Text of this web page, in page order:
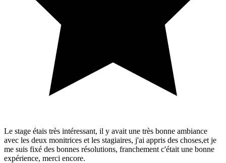
Le stage étais très intéressant, il y avait une très bonne ambiance
avec les deux monitrices et les stagiaires, j'ai appris des choses,et je
me suis fixé des bonnes résolutions, franchement c'était une bonne
expérience, merci encore.